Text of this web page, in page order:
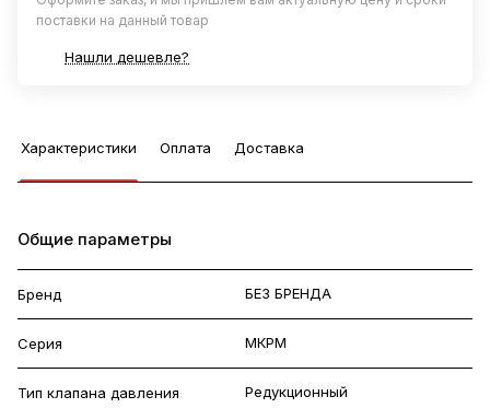
поставки на данный товар
Нашли дешевле?
Характеристики Оплата Доставка
Общие параметры
Бренд БЕЗ БРЕНДА
Серия МКРМ
Тип клапана давления Редукционный